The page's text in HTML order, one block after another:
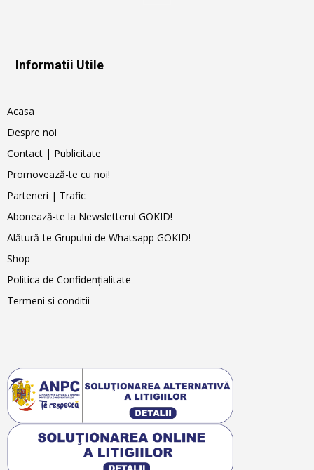
Informatii Utile
Acasa
Despre noi
Contact | Publicitate
Promovează-te cu noi!
Parteneri | Trafic
Abonează-te la Newsletterul GOKID!
Alătură-te Grupului de Whatsapp GOKID!
Shop
Politica de Confidențialitate
Termeni si conditii